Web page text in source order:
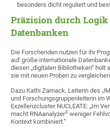
besonders dicht reguliert und
Präzision durch
Datenbanken
Die Forschenden nutzen für ihr
auf große internationale
diesen „digitalen Bibliotheken“
sie mit neuen Proben zu
Dazu Kathi Zarnack, Leiterin des
und Forschungsgruppenleiterin im
Exzellenzcluster NUCLEATE: „Im
macht RNAanalyzer3 weniger
Kontext kombiniert.“